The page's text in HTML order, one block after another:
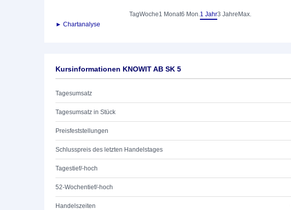
TagWoche1 Monat6 Mon.1 Jahr3 Jahre Max.
► Chartanalyse
Kursinformationen KNOWIT AB SK 5
Tagesumsatz
Tagesumsatz in Stück
Preisfeststellungen
Schlusspreis des letzten Handelstages
Tagestief/-hoch
52-Wochentief/-hoch
Handelszeiten